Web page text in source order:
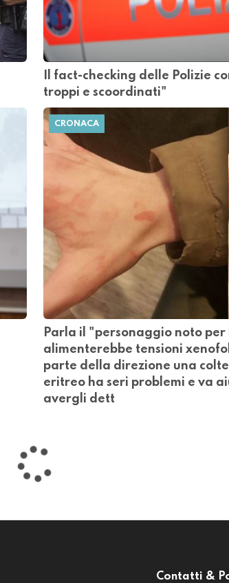
Il fact-checking delle Polizie
troppi e scoordinati"
CRONACA
Parla il "personaggio noto
alimenterebbe tensioni
parte della direzione una
eritreo ha seri problemi e va
avergli dett